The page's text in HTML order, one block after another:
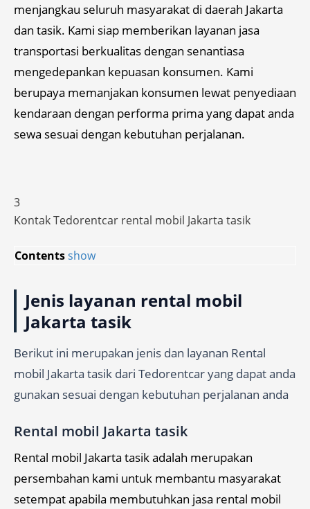
menjangkau seluruh masyarakat di daerah Jakarta
dan tasik. Kami siap memberikan layanan jasa
transportasi berkualitas dengan senantiasa
mengedepankan kepuasan konsumen. Kami
berupaya memanjakan konsumen lewat penyediaan
kendaraan dengan performa prima yang dapat anda
sewa sesuai dengan kebutuhan perjalanan.
3
Kontak Tedorentcar rental mobil Jakarta tasik
Contentsshow
Jenis layanan rental mobil
Jakarta tasik
Berikut ini merupakan jenis dan layanan Rental
mobil Jakarta tasik dari Tedorentcar yang dapat anda
gunakan sesuai dengan kebutuhan perjalanan anda
Rental mobil Jakarta tasik
Rental mobil Jakarta tasik adalah merupakan
persembahan kami untuk membantu masyarakat
setempat apabila membutuhkan jasa rental mobil